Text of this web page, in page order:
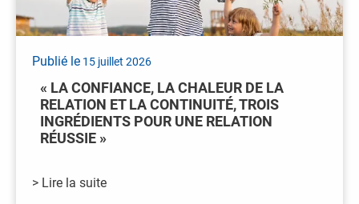
Publié le 15 juillet 2026
« LA CONFIANCE, LA CHALEUR DE LA
RELATION ET LA CONTINUITÉ, TROIS
INGRÉDIENTS POUR UNE RELATION
RÉUSSIE »
> Lire la suite